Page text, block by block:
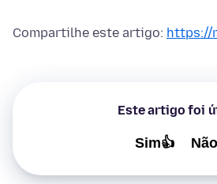
Compartilhe este artigo: https://
Este artigo foi
Sim👍